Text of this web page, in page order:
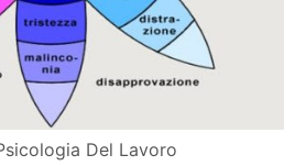
Del Lavoro